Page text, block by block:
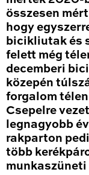
összesen
hogy
bicikliutak és
felett még
decemberi
közepén
forgalom
Csepelre
legnagyobb
rakparton
több